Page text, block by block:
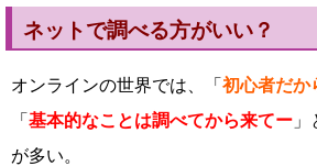
ネットで調べる方がいい？
オンラインの世界では、「 初心者だか
「 基本的なことは調べてから来てー
が多い。